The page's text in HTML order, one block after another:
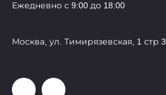
Ежедневно с 9:00 до 18:00
Москва, ул. Тимирязевская, 1 стр 3